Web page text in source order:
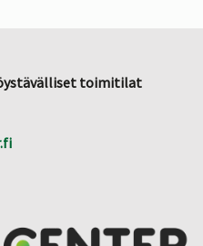
toimitilat